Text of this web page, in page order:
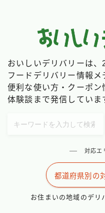
フードデリバリークー
飲食店として出店する
Uber Eats加盟店ガイ
Uber Eats出店方法
出店店舗の取材記事
サービスから探す
menu
ロケットナウ
おいしいデリバリーは
フードデリバリー情報メ
便利な使い方・クーポ
体験談まで発信していま
対応エ
都道府県別の
お住まいの地域のデリ